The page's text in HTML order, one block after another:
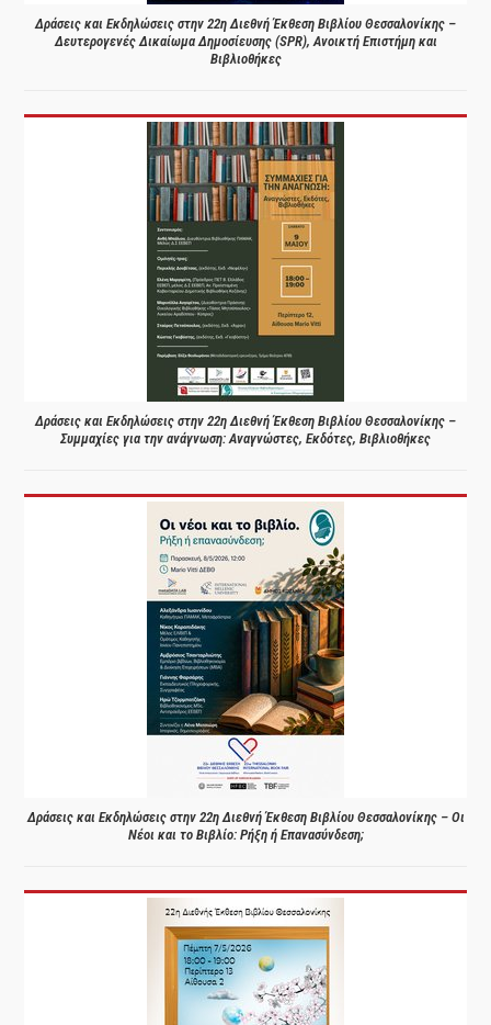
Δράσεις και Εκδηλώσεις στην 22η Διεθνή Έκθεση Βιβλίου Θεσσαλονίκης –
Δευτερογενές Δικαίωμα Δημοσίευσης (SPR), Ανοικτή Επιστήμη και
Βιβλιοθήκες
Δράσεις και Εκδηλώσεις στην 22η Διεθνή Έκθεση Βιβλίου Θεσσαλονίκης –
Συμμαχίες για την ανάγνωση: Αναγνώστες, Εκδότες, Βιβλιοθήκες
Δράσεις και Εκδηλώσεις στην 22η Διεθνή Έκθεση Βιβλίου Θεσσαλονίκης – Οι
Νέοι και το Βιβλίο: Ρήξη ή Επανασύνδεση;